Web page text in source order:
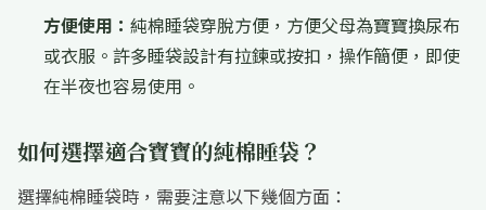
方便使用： 純棉睡袋穿脫方便，方便父母為寶寶換尿布
或衣服。許多睡袋設計有拉鍊或按扣，操作簡便，即使
在半夜也容易使用。
如何選擇適合寶寶的純棉睡袋？
選擇純棉睡袋時，需要注意以下幾個方面：